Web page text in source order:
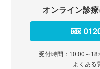
オンライン診
受付時間：10:00～
よくある